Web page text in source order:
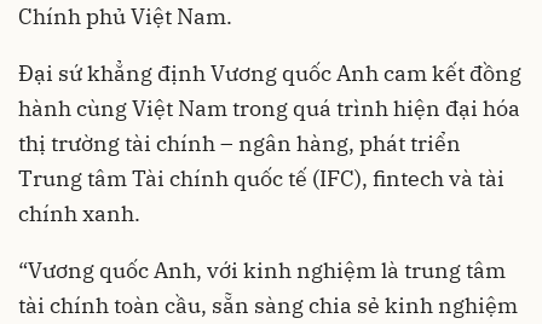
Chính phủ Việt Nam.
Đại sứ khẳng định Vương quốc Anh cam kết đồng
hành cùng Việt Nam trong quá trình hiện đại hóa
thị trường tài chính – ngân hàng, phát triển
Trung tâm Tài chính quốc tế (IFC), fintech và tài
chính xanh.
“Vương quốc Anh, với kinh nghiệm là trung tâm
tài chính toàn cầu, sẵn sàng chia sẻ kinh nghiệm